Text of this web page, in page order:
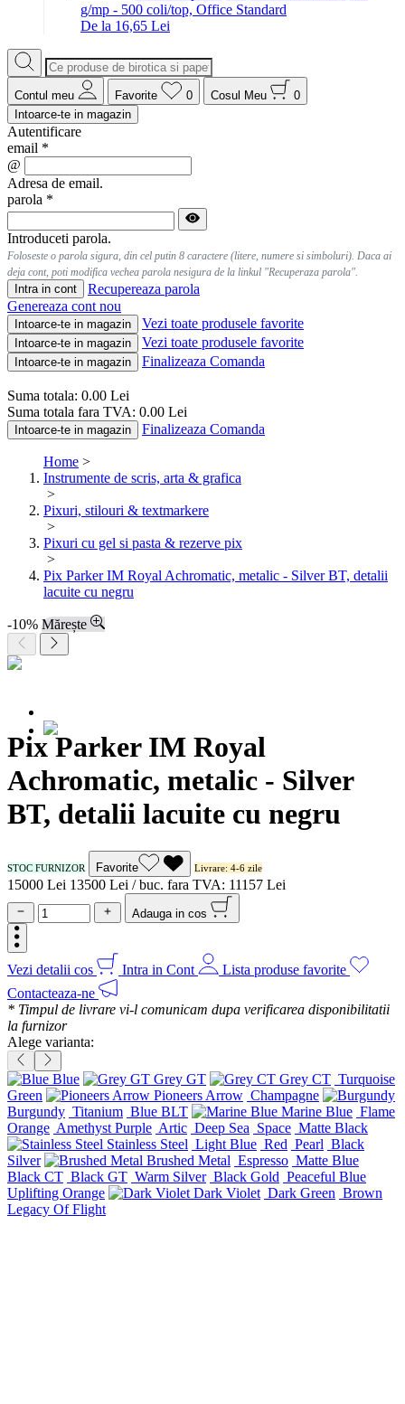
g/mp - 500 coli/top, Office Standard
De la 16,65 Lei
Contul meu Favorite 0 Cosul Meu
0
Intoarce-te in magazin
Autentificare
email *
@
Adresa de email.
parola *
Introduceti parola.
Foloseste o parola sigura, din cel putin 8 caractere (litere, numere si simboluri). Daca ai
deja cont, poti modifica vechea parola nesigura de la linkul "Recuperaza parola".
Intra in cont
Recupereaza parola
Genereaza cont nou
Intoarce-te in magazin Vezi toate produsele favorite
Intoarce-te in magazin Vezi toate produsele favorite
Intoarce-te in magazin Finalizeaza Comanda
Suma totala: 0.00 Lei
Suma totala fara TVA: 0.00 Lei
Intoarce-te in magazin Finalizeaza Comanda
Home >
Instrumente de scris, arta & grafica
>
Pixuri, stilouri & textmarkere
>
Pixuri cu gel si pasta & rezerve pix
>
Pix Parker IM Royal Achromatic, metalic - Silver BT, detalii
lacuite cu negru
-10% Mărește
Pix Parker IM Royal
Achromatic, metalic - Silver
BT, detalii lacuite cu negru
STOC FURNIZOR Favorite Livrare: 4-6 zile
15000 Lei 13500 Lei / buc. fara TVA: 111 57 Lei
Adauga in cos
Vezi detalii cos Intra in Cont
Lista produse favorite
Contacteaza-ne
* Timpul de livrare vi-l comunicam dupa verificarea disponibilitatii
la furnizor
Alege varianta:
Blue Grey GT Grey CT Turquoise
Green
Pioneers Arrow Champagne
Burgundy Titanium Blue BLT Marine Blue Flame
Orange Amethyst Purple Artic Deep Sea Space Matte Black
Stainless Steel Light Blue Red Pearl Black
Silver
Brushed Metal Espresso Matte Blue
Black CT Black GT Warm Silver Black Gold Peaceful Blue
Uplifting Orange
Dark Violet Dark Green Brown
Legacy Of Flight